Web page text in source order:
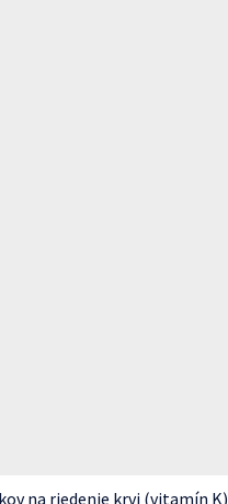
na riedenie krvi (vitamín K)